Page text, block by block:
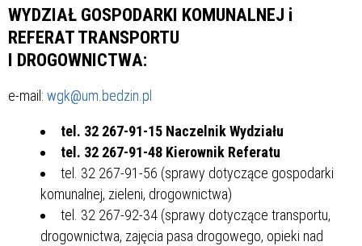
WYDZIAŁ GOSPODARKI KOMUNALNEJ i
REFERAT TRANSPORTU
I DROGOWNICTWA:
e-mail: wgk@um.bedzin.pl
tel. 32 267-91-15 Naczelnik Wydziału
tel. 32 267-91-48 Kierownik Referatu
tel. 32 267-91-56 (sprawy dotyczące gospodarki
komunalnej, zieleni, drogownictwa)
tel. 32 267-92-34 (sprawy dotyczące transportu,
drogownictwa, zajęcia pasa drogowego, opieki nad